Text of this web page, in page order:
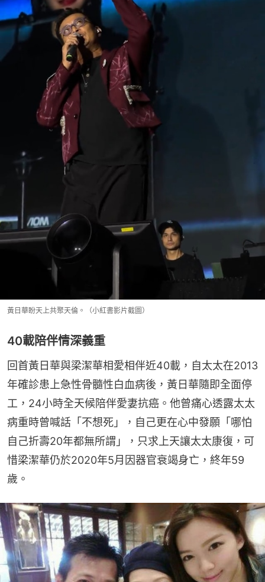
黃日華盼天上共聚天倫。（小紅書影片截圖）
40載陪伴情深義重
回首黃日華與梁潔華相愛相伴近40載，自太太在2013
年確診患上急性骨髓性白血病後，黃日華隨即全面停
工，24小時全天候陪伴愛妻抗癌。他曾痛心透露太太
病重時曾喊話「不想死」，自己更在心中發願「哪怕
自己折壽20年都無所謂」，只求上天讓太太康復，可
惜梁潔華仍於2020年5月因器官衰竭身亡，終年59
歲。